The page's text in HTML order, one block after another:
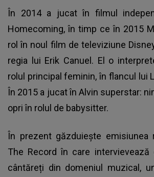
În 2014 a jucat în filmul
Homecoming, în timp ce în 2015
rol în noul film de televiziune
regia lui Erik Canuel. El o
rolul principal feminin, în flancul lui
În 2015 a jucat în Alvin superstar:
opri în rolul de babysitter.
În prezent găzduiește emisiunea
The Record în care
cântăreți din domeniul muzical,